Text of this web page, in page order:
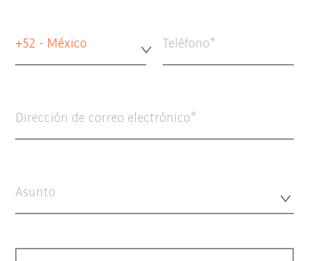
+52 - México Teléfono
Dirección de correo electrónico
Asunto